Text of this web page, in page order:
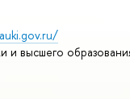
и высшего